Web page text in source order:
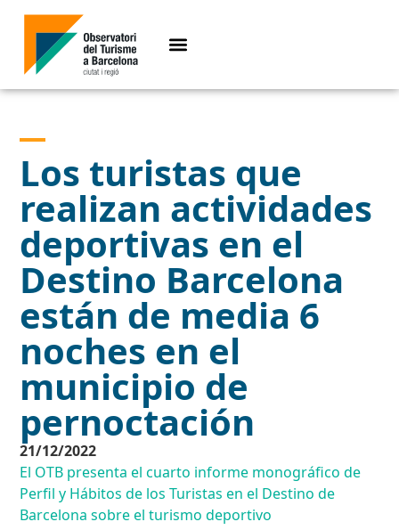
Los turistas que
realizan actividades
deportivas en el
Destino Barcelona
están de media 6
noches en el
municipio de
pernoctación
21/12/2022
El OTB presenta el cuarto informe monográfico de
Perfil y Hábitos de los Turistas en el Destino de
Barcelona sobre el turismo deportivo